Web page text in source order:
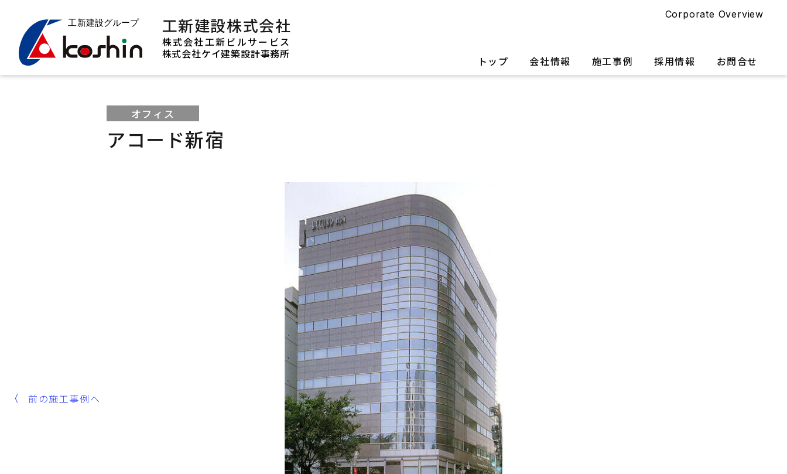
工新建設株式会社
株式会社工新ビルサービス
株式会社ケイ建築設計事務所
トップ 会社情報 施工事例 採用情報 お問合せ
Corporate Overview
オフィス
アコード新宿
前の施工事例へ